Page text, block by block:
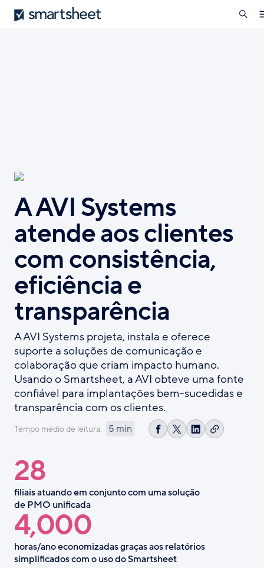
Skip
to
Smartsheet
A AVI Systems
atende aos clientes
com consistência,
eficiência e
transparência
A AVI Systems projeta, instala e oferece
suporte a soluções de comunicação e
colaboração que criam impacto humano.
Usando o Smartsheet, a AVI obteve uma fonte
confiável para implantações bem-sucedidas e
transparência com os clientes.
Tempo médio de leitura: 5 min
Compartilhar
ShareCompartilhar
Copiar
28
filiais atuando em conjunto com uma solução
de PMO unificada
4,000
horas/ano economizadas graças aos relatórios
simplificados com o uso do Smartsheet